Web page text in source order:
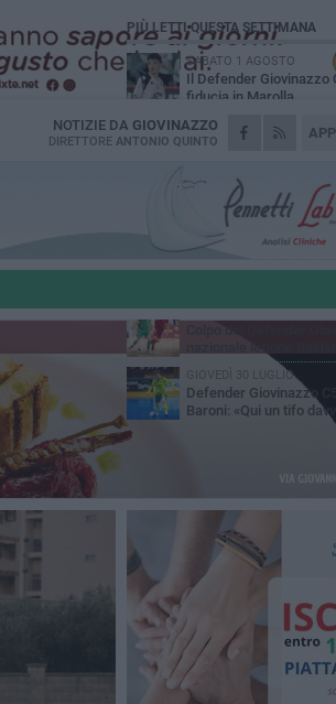
APP
NOTIZIE DA GIOVINAZZO
DIRETTORE ANTONIO QUINTO
PIÙ LETTI QUESTA SETTIMANA
SABATO 1 AGOSTO
Il Defender Giovinazzo
fiducia in Marolla
MARTEDÌ 4 AGOSTO
U.S. Giovinazzo Calcio:
DOMENICA 2 AGOSTO
Trofeo Adriatico e Mar
gioca il titolo in Cala
GIOVEDÌ 30 LUGLIO
Il 2 agosto torna la
MARTEDÌ 4 AGOSTO
Colpo del Defender
nazionale lettone
GIOVEDÌ 30 LUGLIO
Defender Giovinazzo
Baroni: «Qui un tifo